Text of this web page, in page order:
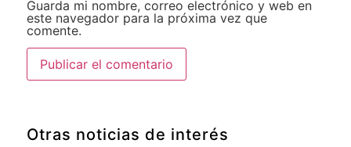
Guarda mi nombre, correo electrónico y web en
este navegador para la próxima vez que
comente.
Otras noticias de interés